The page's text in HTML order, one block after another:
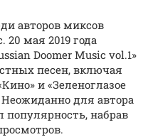
авторов миксов
20 мая 2019 года
Doomer Music vol.1»
песен, включая
и «Зеленоглазое
для автора
популярность, набрав